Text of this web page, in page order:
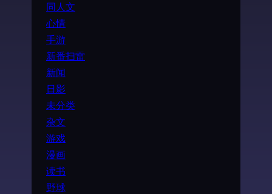
同人文
心情
手游
新番扫雷
新闻
日影
未分类
杂文
游戏
漫画
读书
野球